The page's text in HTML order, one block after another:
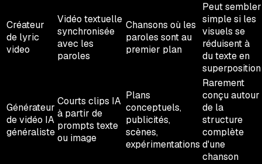
Créateur
de lyric
video
Vidéo textuelle
synchronisée
avec les
paroles
Chansons où les
paroles sont au
premier plan
Peut sembler
simple si les
visuels se
réduisent à
du texte en
superposition
Générateur
de vidéo IA
généraliste
Courts clips IA
à partir de
prompts texte
ou image
Plans
conceptuels,
publicités,
scènes,
expérimentations
Rarement
conçu autour
de la
structure
complète
d'une
chanson